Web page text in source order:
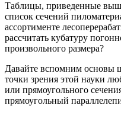
Таблицы, приведенные
список сечений
ассортименте
рассчитать кубатуру
произвольного размера?
Давайте вспомним основы
точки зрения этой науки
или прямоугольного
прямоугольный